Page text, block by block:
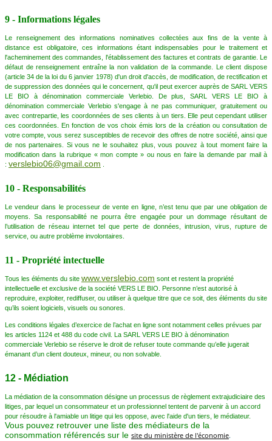
9 - Informations légales
Le renseignement des informations nominatives collectées aux fins de la vente à
distance est obligatoire, ces informations étant indispensables pour le traitement et
l'acheminement des commandes, l'établissement des factures et contrats de garantie. Le
défaut de renseignement entraîne la non validation de la commande. Le client dispose
(article 34 de la loi du 6 janvier 1978) d'un droit d'accès, de modification, de rectification et
de suppression des données qui le concernent, qu'il peut exercer auprès de SARL VERS
LE BIO à dénomination commerciale Verlebio. De plus, SARL VERS LE BIO à
dénomination commerciale Verlebio s'engage à ne pas communiquer, gratuitement ou
avec contrepartie, les coordonnées de ses clients à un tiers. Elle peut cependant utiliser
ces coordonnées. En fonction de vos choix émis lors de la création ou consultation de
votre compte, vous serez susceptibles de recevoir des offres de notre société, ainsi que
de nos partenaires. Si vous ne le souhaitez plus, vous pouvez à tout moment faire la
modification dans la rubrique « mon compte » ou nous en faire la demande par mail à
: verslebio06@gmail.com .
10 - Responsabilités
Le vendeur dans le processeur de vente en ligne, n’est tenu que par une obligation de
moyens. Sa responsabilité ne pourra être engagée pour un dommage résultant de
l’utilisation de réseau internet tel que perte de données, intrusion, virus, rupture de
service, ou autre problème involontaires.
11 - Propriété intectuelle
Tous les éléments du site www.verslebio.com sont et restent la propriété
intellectuelle et exclusive de la société VERS LE BIO. Personne n’est autorisé à
reproduire, exploiter, rediffuser, ou utiliser à quelque titre que ce soit, des éléments du site
qu’ils soient logiciels, visuels ou sonores.
Les conditions légales d’exercice de l’achat en ligne sont notamment celles prévues par
les articles 1124 et 488 du code civil. La SARL VERS LE BIO à dénomination
commerciale Verlebio se réserve le droit de refuser toute commande qu’elle jugerait
émanant d’un client douteux, mineur, ou non solvable.
12 - Médiation
La médiation de la consommation désigne un processus de règlement extrajudiciaire des
litiges, par lequel un consommateur et un professionnel tentent de parvenir à un accord
pour résoudre à l'amiable un litige qui les oppose, avec l'aide d'un tiers, le médiateur.
Vous pouvez retrouver une liste des médiateurs de la
consommation référencés sur le site du ministère de l'économie.